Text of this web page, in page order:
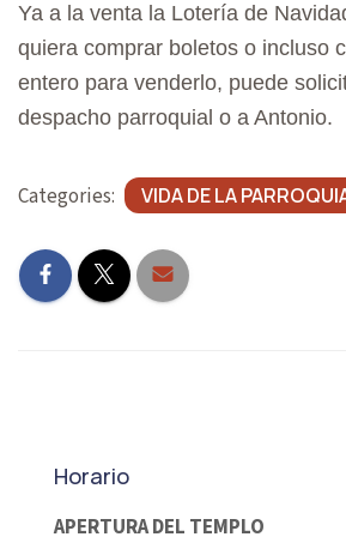
Ya a la venta la Lotería de
quiera comprar boletos o incluso
entero para venderlo, puede
despacho parroquial o a Antonio.
Categories: VIDA DE LA
Horario
APERTURA DEL TEMPLO